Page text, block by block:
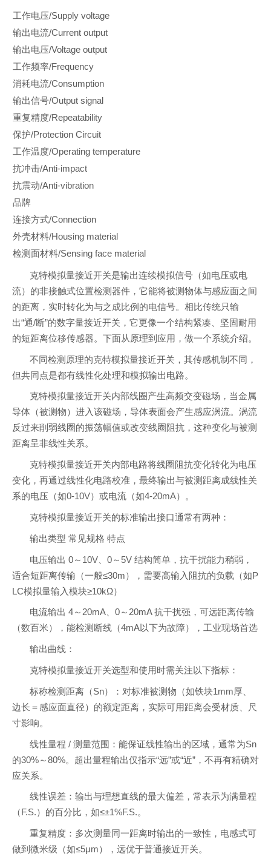
工作电压/Supply voltage
输出电流/Current output
输出电压/Voltage output
工作频率/Frequency
消耗电流/Consumption
输出信号/Output signal
重复精度/Repeatability
保护/Protection Circuit
工作温度/Operating temperature
抗冲击/Anti-impact
抗震动/Anti-vibration
品牌
连接方式/Connection
外壳材料/Housing material
检测面材料/Sensing face material
克特模拟量接近开关是输出连续模拟信号（如电压或电
流）的非接触式位置检测器件，它能将被测物体与感应面之间
的距离，实时转化为与之成比例的电信号。相比传统只输
出“通/断”的数字量接近开关，它更像一个结构紧凑、坚固耐用
的短距离位移传感器。下面从原理到应用，做一个系统介绍。
不同检测原理的克特模拟量接近开关，其传感机制不同，
但共同点是都有线性化处理和模拟输出电路。
克特模拟量接近开关内部线圈产生高频交变磁场，当金属
导体（被测物）进入该磁场，导体表面会产生感应涡流。涡流
反过来削弱线圈的振荡幅值或改变线圈阻抗，这种变化与被测
距离呈非线性关系。
克特模拟量接近开关内部电路将线圈阻抗变化转化为电压
变化，再通过线性化电路校准，最终输出与被测距离成线性关
系的电压（如0-10V）或电流（如4-20mA）。
克特模拟量接近开关的标准输出接口通常有两种：
输出类型 常见规格 特点
电压输出 0～10V、0～5V 结构简单，抗干扰能力稍弱，
适合短距离传输（一般≤30m），需要高输入阻抗的负载（如P
LC模拟量输入模块≥10kΩ）
电流输出 4～20mA、0～20mA 抗干扰强，可远距离传输
（数百米），能检测断线（4mA以下为故障），工业现场首选
输出曲线：
克特模拟量接近开关选型和使用时需关注以下指标：
标称检测距离（Sn）：对标准被测物（如铁块1mm厚、
边长＝感应面直径）的额定距离，实际可用距离会受材质、尺
寸影响。
线性量程 / 测量范围：能保证线性输出的区域，通常为Sn
的30%～80%。超出量程输出仅指示“远”或“近”，不再有精确对
应关系。
线性误差：输出与理想直线的最大偏差，常表示为满量程
（F.S.）的百分比，如≤±1%F.S.。
重复精度：多次测量同一距离时输出的一致性，电感式可
做到微米级（如≤5μm），远优于普通接近开关。